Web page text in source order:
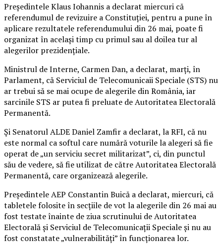
Preşedintele Klaus Iohannis a declarat miercuri că
referendumul de revizuire a Constituţiei, pentru a pune în
aplicare rezultatele referendumului din 26 mai, poate fi
organizat în acelaşi timp cu primul sau al doilea tur al
alegerilor prezidenţiale.
Ministrul de Interne, Carmen Dan, a declarat, marţi, în
Parlament, că Serviciul de Telecomunicaii Speciale (STS) nu
ar trebui să se mai ocupe de alegerile din România, iar
sarcinile STS ar putea fi preluate de Autoritatea Electorală
Permanentă.
Şi Senatorul ALDE Daniel Zamfir a declarat, la RFI, că nu
este normal ca softul care numără voturile la alegeri să fie
operat de „un serviciu secret militarizat”, ci, din punctul
său de vedere, să fie utilizat de către Autoritatea Electorală
Permanentă, care organizează alegerile.
Preşedintele AEP Constantin Buică a declarat, miercuri, că
tabletele folosite în secţiile de vot la alegerile din 26 mai au
fost testate înainte de ziua scrutinului de Autoritatea
Electorală şi Serviciul de Telecomunicaţii Speciale şi nu au
fost constatate „vulnerabilităţi” în funcţionarea lor.